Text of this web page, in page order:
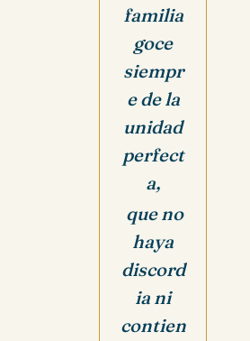
familia
goce
siempr
e de la
unidad
perfect
a,
que no
haya
discord
ia ni
contien